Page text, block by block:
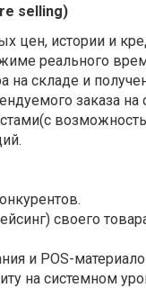
selling)
цен, истории и
реального
на складе и
заказа
своего
и POS-
на системном